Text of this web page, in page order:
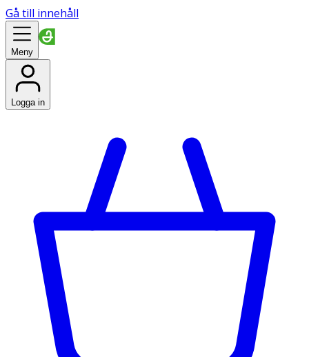
Gå till innehåll
Meny
Logga in